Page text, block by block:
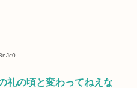
礼の頃と変わってねえな